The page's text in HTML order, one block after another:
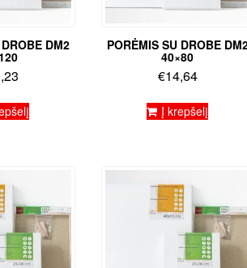
DM2 PORĖMIS SU DROBE
40×80
€14,64
Į krepšelį